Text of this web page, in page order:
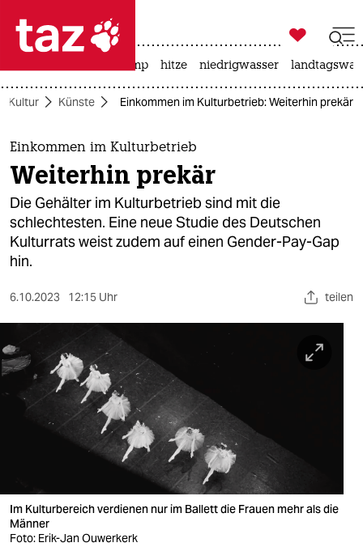
 taz zahl ich
taz zahl ich
themen
politik
öko
gesellschaft
kultur
sport
berlin
nord
wahrheit
verlag
veranstaltungen

taz zahl ich
usa unter trump hitze niedrigwasser
Kultur Künste Einkommen im Kulturbetrieb: Weiterhin prekär
Einkommen im Kulturbetrieb
Weiterhin prekär
Die Gehälter im Kulturbetrieb sind mit die
schlechtesten. Eine neue Studie des Deutschen
Kulturrats weist zudem auf einen Gender-Pay-Gap
hin.
6.10.2023 12:15 Uhr teilen
Im Kulturbereich verdienen nur im Ballett die Frauen mehr als die
Männer
Foto: Erik-Jan Ouwerkerk